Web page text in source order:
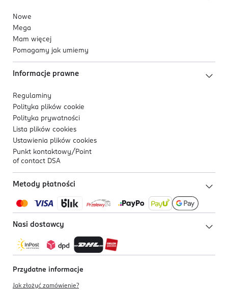
Nowe
Mega
Mam więcej
Pomagamy jak umiemy
Informacje prawne
Regulaminy
Polityka plików cookie
Polityka prywatności
Lista plików cookies
Ustawienia plików cookies
Punkt kontaktowy/ Point
of contact DSA
Metody płatności
Nasi dostawcy
Przydatne informacje
Jak złożyć zamówienie?